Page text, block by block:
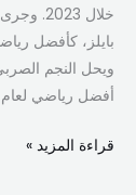
خلال
أفضل رياضي لعام 2022. وهذه […]
قراءة المزيد »